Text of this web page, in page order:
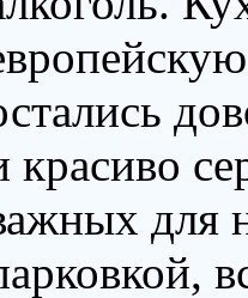
красиво
для